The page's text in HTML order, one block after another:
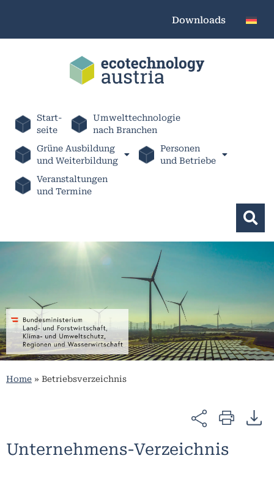
Downloads
Start-
seite
Umwelttechnologie
nach Branchen
Grüne Ausbildung
und Weiterbildung
Personen
und Betriebe
Veranstaltungen
und Termine
Home » Betriebsverzeichnis
Unternehmens-Verzeichnis